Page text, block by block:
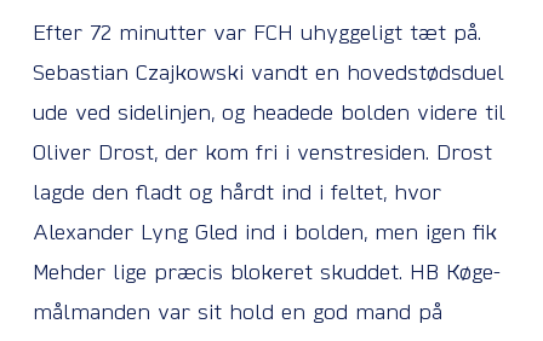
Efter 72 minutter var FCH uhyggeligt tæt på.
Sebastian Czajkowski vandt en hovedstødsduel
ude ved sidelinjen, og headede bolden videre til
Oliver Drost, der kom fri i venstresiden. Drost
lagde den fladt og hårdt ind i feltet, hvor
Alexander Lyng Gled ind i bolden, men igen fik
Mehder lige præcis blokeret skuddet. HB Køge-
målmanden var sit hold en god mand på